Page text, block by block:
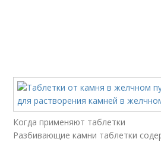
Когда применяют таблетки
Разбивающие камни таблетки